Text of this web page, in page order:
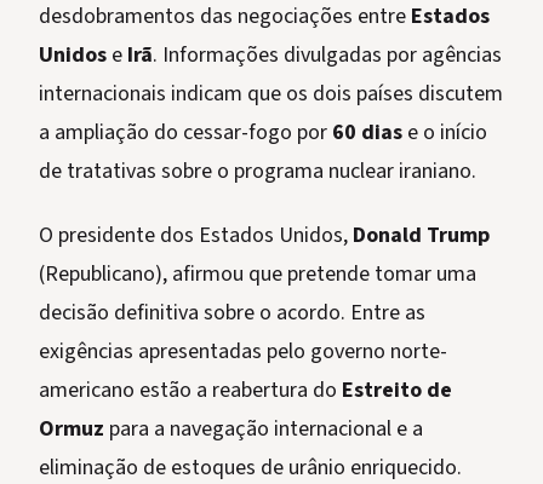
desdobramentos das negociações entre Estados
Unidos e Irã. Informações divulgadas por agências
internacionais indicam que os dois países discutem
a ampliação do cessar-fogo por 60 dias e o início
de tratativas sobre o programa nuclear iraniano.
O presidente dos Estados Unidos, Donald Trump
(Republicano), afirmou que pretende tomar uma
decisão definitiva sobre o acordo. Entre as
exigências apresentadas pelo governo norte-
americano estão a reabertura do Estreito de
Ormuz para a navegação internacional e a
eliminação de estoques de urânio enriquecido.